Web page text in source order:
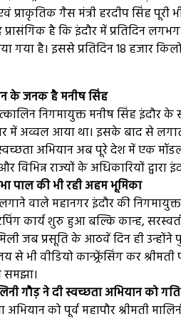
प्राकृतिक गैस मंत्री हरदीप सिंह पूरी
प्रासंगिक है कि इंदौर में प्रतिदिन
गया है। इससे प्रतिदिन 18 हजार
के जनक है मनीष सिंह
निगमायुक्त मनीष सिंह इंदौर
में अव्वल आया था। इसके बाद से
अभियान अब पूरे देश में एक
विभिन्न राज्यों के अधिकारियों
पाल की भी रही अहम भूमिका
वाले महानगर इंदौर की
कार्य शुरु हुआ बल्कि कान्ह, सरस्वती
जब प्रसूति के आठवें दिन ही
से भी वीडियो कान्फ्र्रेंसिंग कर
समझा।
गौड़ ने दी स्वच्छता अभियान को गति
अभियान को पूर्व महापौर श्रीमती